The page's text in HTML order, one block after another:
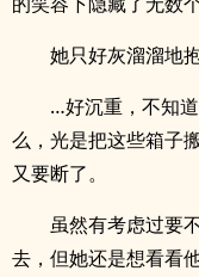
她只好灰溜溜地
…好沉重，不知
么，光是把这些箱子
又要断了。
虽然有考虑过要
去，但她还是想看看